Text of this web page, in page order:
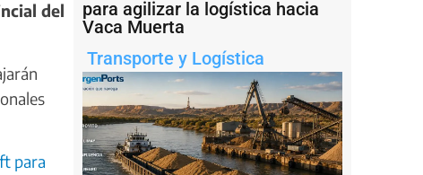
del
para
para agilizar la logística hacia
Vaca Muerta
Transporte y Logística